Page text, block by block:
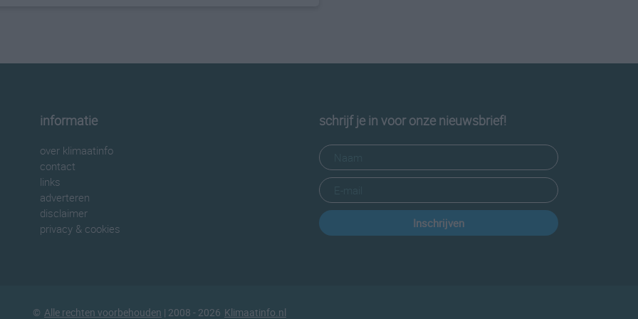
informatie
over klimaatinfo
contact
links
adverteren
disclaimer
privacy & cookies
schrijf je in voor onze nieuwsbrief!
Inschrijven
© Alle rechten voorbehouden | 2008 - 2026 Klimaatinfo.nl